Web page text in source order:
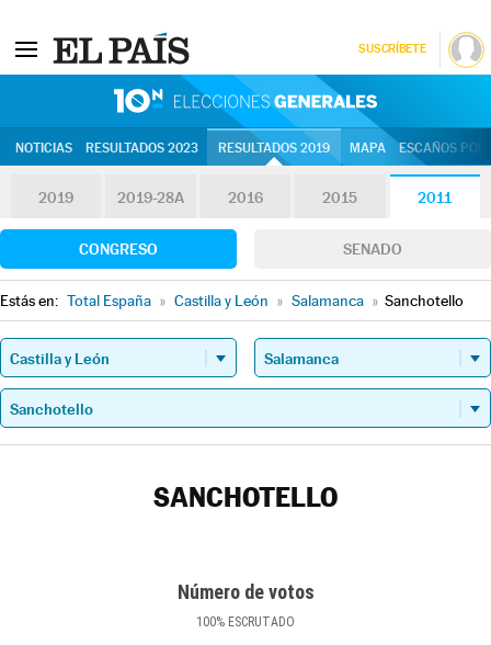
SUSCRÍBETE
NOTICIAS RESULTADOS 2023 RESULTADOS 2019 MAPA ESCAÑOS
2019 2019-28A 2016 2015 2011
CONGRESO SENADO
Estás en: Total España » Castilla y León » Salamanca » Sanchotello
SANCHOTELLO
Número de votos
100% ESCRUTADO